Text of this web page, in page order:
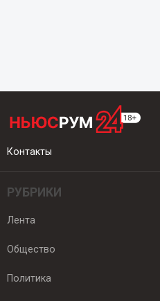
Контакты
РУБРИКИ
Лента
Общество
Политика